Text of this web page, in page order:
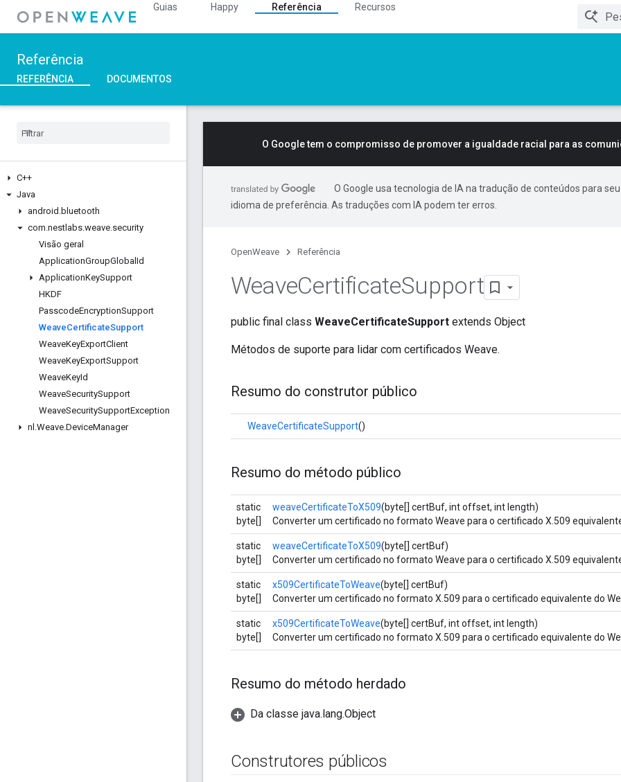
Guias Happy Referência Recursos
Referência
REFERÊNCIA DOCUMENTOS
C++
Java
android .bluetooth
com.nestlabs.weave.security
Visão geral
ApplicationGroupGlobal Id
ApplicationKeySupport
HKDF
PasscodeEncryptionSupport
WeaveCertificateSupport
WeaveKeyExportClient
WeaveKeyExportSupport
WeaveKeyId
WeaveSecuritySupport
WeaveSecuritySupportException
nl .Weave.DeviceManager
O Google tem o compromisso de promover a igualdade racial para as
O Google usa tecnologia de IA na tradução de conteúdos para seu
idioma de preferência. As traduções com IA podem ter erros.
OpenWeave Referência
WeaveCertificateSupport
public final class WeaveCertificateSupport extends Object
Métodos de suporte para lidar com certificados Weave.
Resumo do construtor público
WeaveCertificateSupport()
Resumo do método público
static
byte[]
weaveCertificateToX509(byte[] certBuf, int offset, int length)
Converter um certificado no formato Weave para o certificado X.509
static
byte[]
weaveCertificateToX509(byte[] certBuf)
Converter um certificado no formato Weave para o certificado X.509
static
byte[]
x509CertificateToWeave(byte[] certBuf)
Converter um certificado no formato X.509 para o certificado equivalente do
static
byte[]
x509CertificateToWeave(byte[] certBuf, int offset, int length)
Converter um certificado no formato X.509 para o certificado equivalente do
Resumo do método herdado
Da classe java.lang.Object
Construtores públicos